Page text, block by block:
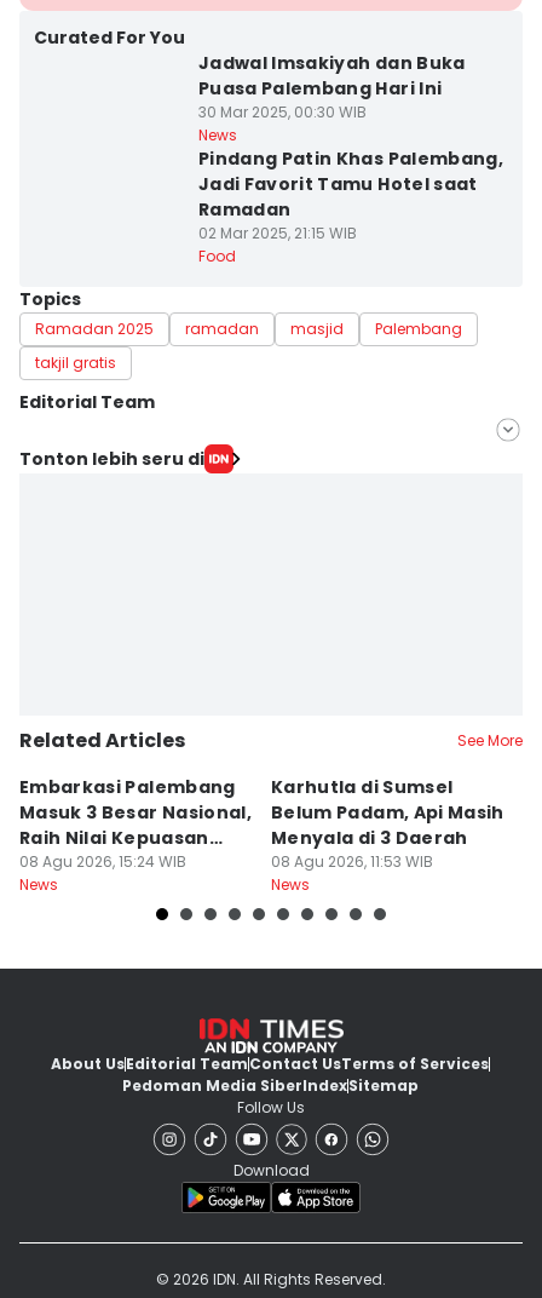
Curated For You
Jadwal Imsakiyah dan Buka
Puasa Palembang Hari Ini
30 Mar 2025, 00:30 WIB
News
Pindang Patin Khas Palembang,
Jadi Favorit Tamu Hotel saat
Ramadan
02 Mar 2025, 21:15 WIB
Food
Topics
Ramadan 2025 ramadan masjid
Palembang
takjil gratis
Editorial Team
Editor
Tonton lebih seru di
Related Articles See More
Embarkasi Palembang
Masuk 3 Besar Nasional,
Raih Nilai Kepuasan
86,65
08 Agu 2026, 15:24 WIB
News
Karhutla di Sumsel
Belum Padam, Api Masih
Menyala di 3 Daerah
08 Agu 2026, 11:53 WIB
News
About UsEditorial TeamContact UsTerms of Services
Pedoman Media SiberIndexSitemap
Follow Us
Download
© 2026 IDN. All Rights Reserved.